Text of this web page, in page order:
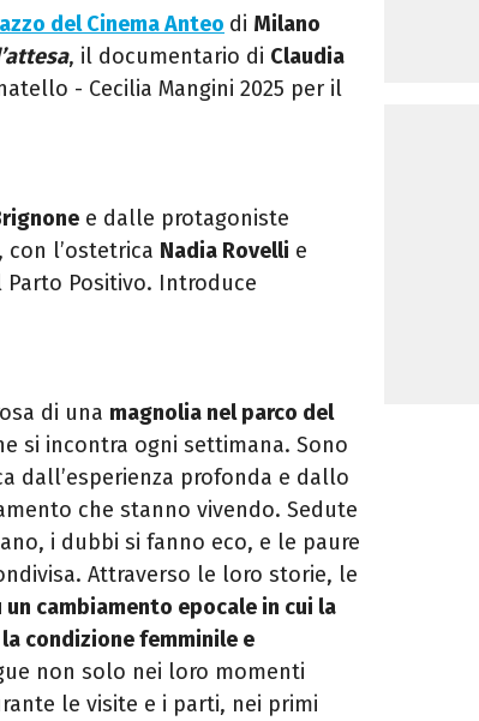
del Cinema Anteo di Milano
, il documentario di Claudia
- Cecilia Mangini 2025 per il
e dalle protagoniste
, con l’ostetrica Nadia Rovelli e
Positivo. Introduce
di una magnolia nel parco del
si incontra ogni settimana. Sono
dall’esperienza profonda e dallo
che stanno vivendo. Sedute
i dubbi si fanno eco, e le paure
Attraverso le loro storie, le
un cambiamento epocale in cui la
condizione femminile e
non solo nei loro momenti
le visite e i parti, nei primi